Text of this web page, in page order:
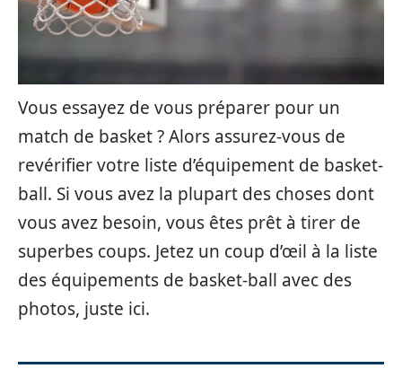
Vous essayez de vous préparer pour un
match de basket ? Alors assurez-vous de
revérifier votre liste d’équipement de basket-
ball. Si vous avez la plupart des choses dont
vous avez besoin, vous êtes prêt à tirer de
superbes coups. Jetez un coup d’œil à la liste
des équipements de basket-ball avec des
photos, juste ici.